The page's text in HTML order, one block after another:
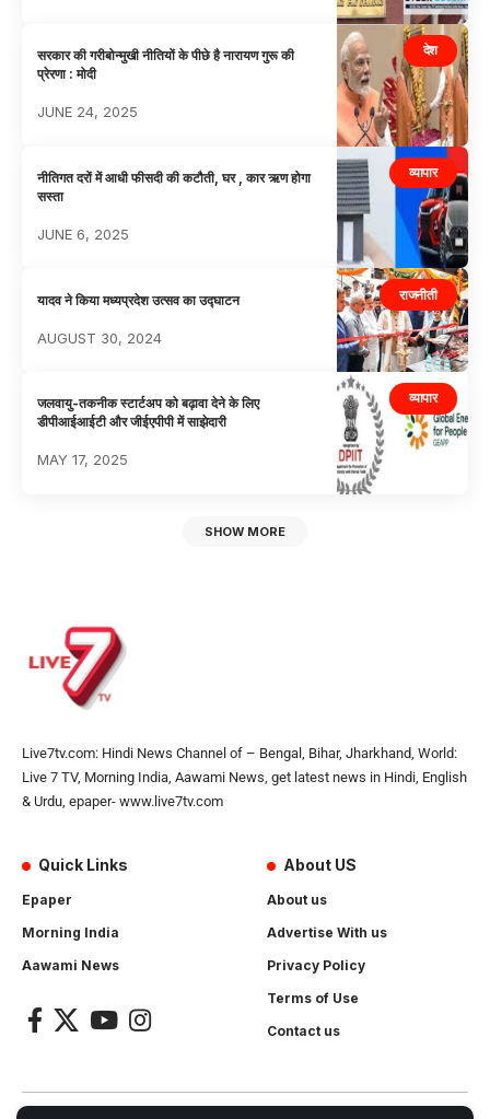
देश
सरकार की गरीबोन्मुखी नीतियों के पीछे है नारायण गुरू की
प्रेरणा : मोदी
JUNE 24, 2025
व्यापार
नीतिगत दरों में आधी फीसदी की कटौती, घर , कार ऋण होगा
सस्ता
JUNE 6, 2025
राजनीती
यादव ने किया मध्यप्रदेश उत्सव का उद्घाटन
AUGUST 30, 2024
व्यापार
जलवायु-तकनीक स्टार्टअप को बढ़ावा देने के लिए
डीपीआईआईटी और जीईएपीपी में साझेदारी
MAY 17, 2025
SHOW MORE
Live7tv.com: Hindi News Channel of – Bengal, Bihar, Jharkhand, World:
Live 7 TV, Morning India, Aawami News, get latest news in Hindi, English
& Urdu, epaper- www.live7tv.com
Quick Links
Epaper
Morning India
Aawami News
About US
About us
Advertise With us
Privacy Policy
Terms of Use
Contact us